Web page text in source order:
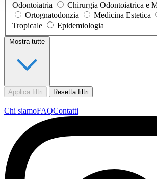
Odontoiatria
Chirurgia Odontoiatrica e
Ortognatodonzia
Medicina Estetica
Tropicale
Epidemiologia
Mostra tutte
Applica filtri Resetta filtri
Chi siamoFAQContatti